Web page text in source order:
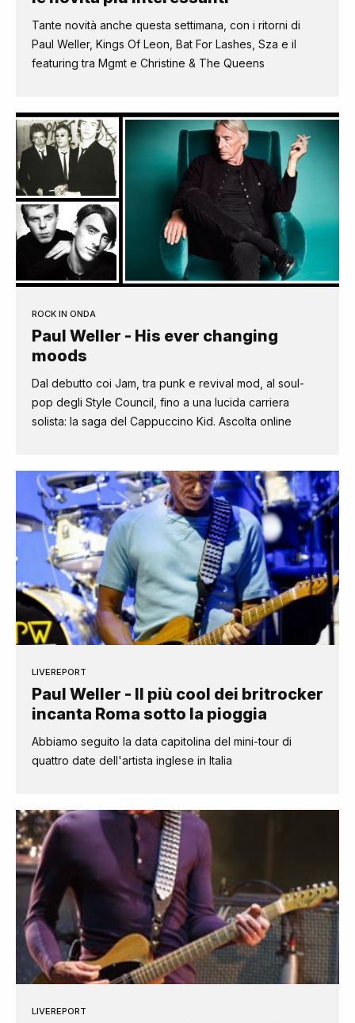
Tante novità anche questa settimana, con i ritorni di
Paul Weller, Kings Of Leon, Bat For Lashes, Sza e il
featuring tra Mgmt e Christine & The Queens
ROCK IN ONDA
Paul Weller - His ever changing
moods
Dal debutto coi Jam, tra punk e revival mod, al soul-
pop degli Style Council, fino a una lucida carriera
solista: la saga del Cappuccino Kid. Ascolta online
LIVEREPORT
Paul Weller - Il più cool dei britrocker
incanta Roma sotto la pioggia
Abbiamo seguito la data capitolina del mini-tour di
quattro date dell'artista inglese in Italia
LIVEREPORT